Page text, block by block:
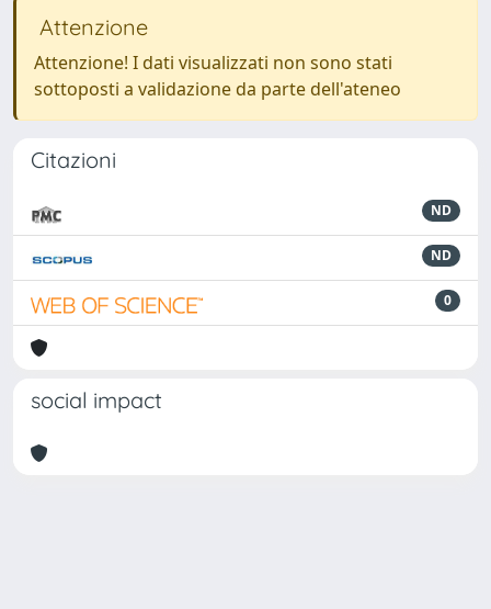
Attenzione
Attenzione! I dati visualizzati non sono stati
sottoposti a validazione da parte dell'ateneo
Citazioni
ND
ND
0
social impact